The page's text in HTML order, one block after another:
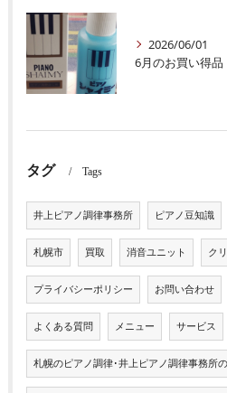
2026/06/01
6月のお買い得品
タグ Tags
井上ピアノ調律事務所 ピアノ豆知識
札幌市 買取 消音ユニット ク
プライバシーポリシー お問い合わせ
よくある質問 メニュー サービス
札幌のピアノ調律･井上ピアノ調律事務所